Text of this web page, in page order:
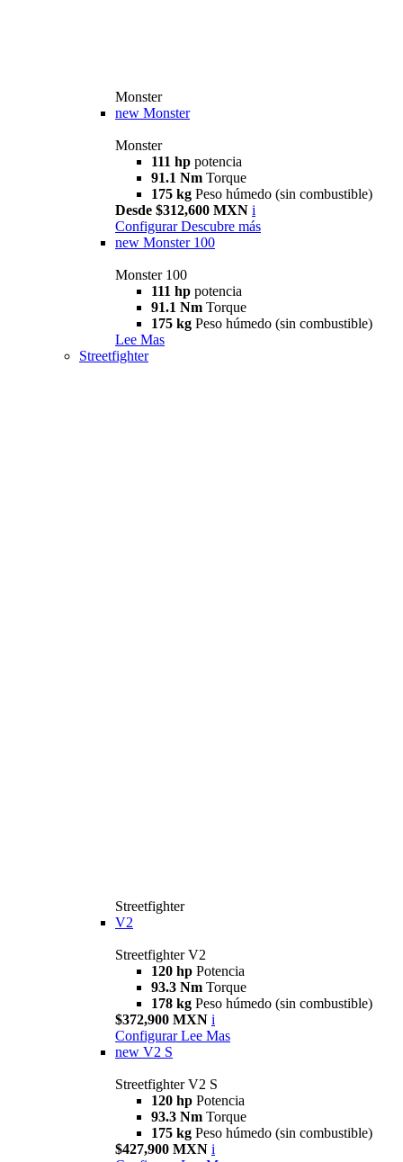
Monster
new Monster
Monster
111 hp potencia
91.1 Nm Torque
175 kg Peso húmedo (sin combustible)
Desde $312,600 MXN i
Configurar Descubre más
new Monster 100
Monster 100
111 hp potencia
91.1 Nm Torque
175 kg Peso húmedo (sin combustible)
Lee Mas
Streetfighter
Streetfighter
V2
Streetfighter V2
120 hp Potencia
93.3 Nm Torque
178 kg Peso húmedo (sin combustible)
$372,900 MXN i
Configurar Lee Mas
new V2 S
Streetfighter V2 S
120 hp Potencia
93.3 Nm Torque
175 kg Peso húmedo (sin combustible)
$427,900 MXN i